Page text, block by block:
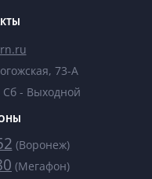
73-А
Сб - Выходной
(Воронеж)
(Мегафон)